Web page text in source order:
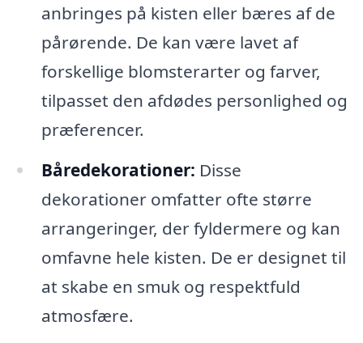
anbringes på kisten eller bæres af de
pårørende. De kan være lavet af
forskellige blomsterarter og farver,
tilpasset den afdødes personlighed og
præferencer.
Båredekorationer: Disse
dekorationer omfatter ofte større
arrangeringer, der fyldermere og kan
omfavne hele kisten. De er designet til
at skabe en smuk og respektfuld
atmosfære.